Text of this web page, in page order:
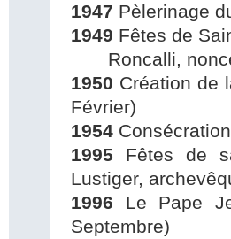
1947 Pèlerinage
1949 Fêtes de
Roncalli,
1950 Création de
Février)
1954
1995 Fêtes de
Lustiger,
1996 Le Pape
Septembre)